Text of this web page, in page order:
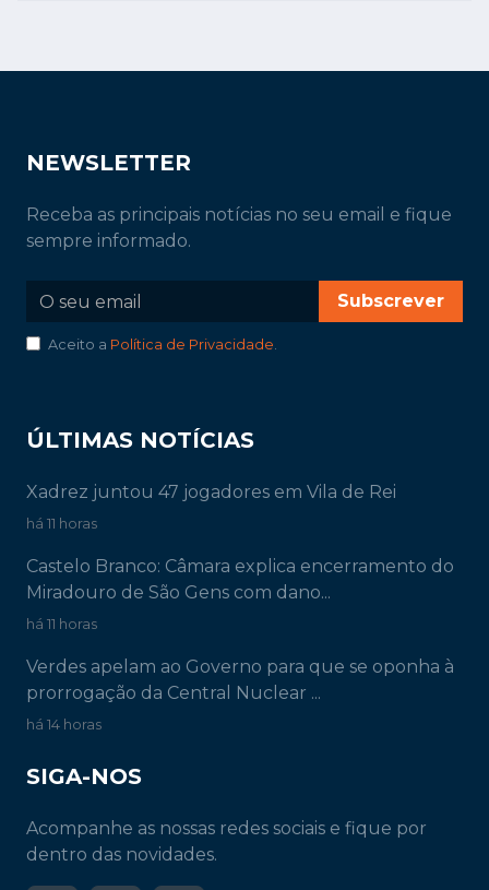
NEWSLETTER
Receba as principais notícias no seu email e fique
sempre informado.
Subscrever
Aceito a Política de Privacidade.
ÚLTIMAS NOTÍCIAS
Xadrez juntou 47 jogadores em Vila de Rei
há 11 horas
Castelo Branco: Câmara explica encerramento do
Miradouro de São Gens com dano...
há 11 horas
Verdes apelam ao Governo para que se oponha à
prorrogação da Central Nuclear ...
há 14 horas
SIGA-NOS
Acompanhe as nossas redes sociais e fique por
dentro das novidades.